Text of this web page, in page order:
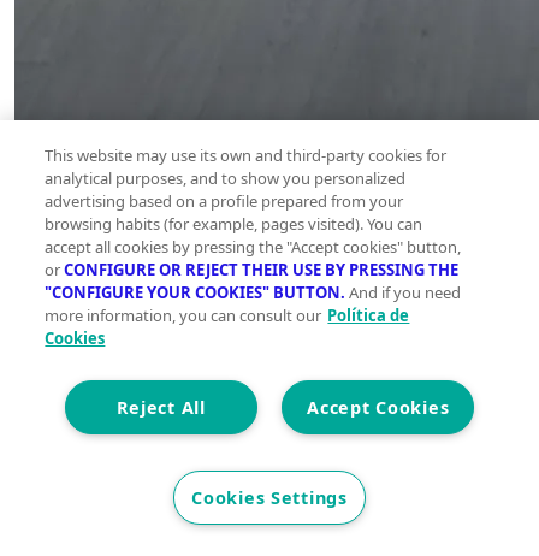
This website may use its own and third-party cookies for
analytical purposes, and to show you personalized
advertising based on a profile prepared from your
browsing habits (for example, pages visited). You can
accept all cookies by pressing the "Accept cookies" button,
orCONFIGURE OR REJECT THEIR USE BY PRESSING THE
"CONFIGURE YOUR COOKIES" BUTTON. And if you need
more information, you can consult our Política de
Cookies
Accept Cookies
Reject All
Cookies Settings